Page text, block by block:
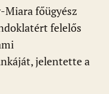
Miara főügyész
felelős
jelentette a